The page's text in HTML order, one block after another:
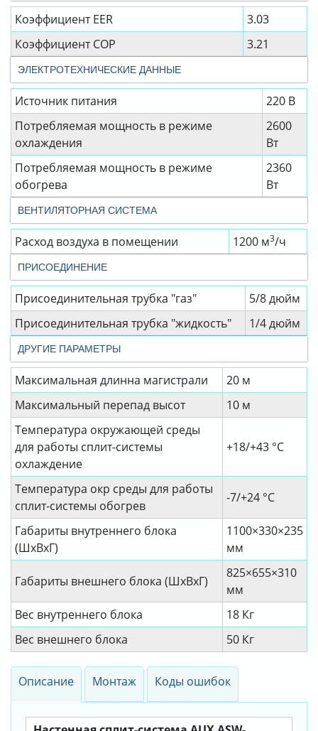
Коэффициент EER
3.03
Коэффициент СОР
3.21
ЭЛЕКТРОТЕХНИЧЕСКИЕ ДАННЫЕ
Источник питания
220 В
Потребляемая мощность в режиме
охлаждения
2600
Вт
Потребляемая мощность в режиме
обогрева
2360
Вт
ВЕНТИЛЯТОРНАЯ СИСТЕМА
Расход воздуха в помещении 1200 м3/ч
ПРИСОЕДИНЕНИЕ
Присоединительная трубка "газ"
5/8 дюйм
Присоединительная трубка "жидкость"
1/4 дюйм
ДРУГИЕ ПАРАМЕТРЫ
Максимальная длинна магистрали
20 м
Максимальный перепад высот
10 м
Температура окружающей среды
для работы сплит-системы
охлаждение
+18/+43 °C
Температура окр среды для работы
сплит-системы обогрев
-7/+24 °C
Габариты внутреннего блока
(ШхВхГ)
1100×330×235
мм
Габариты внешнего блока (ШхВхГ)
825×655×310
мм
Вес внутреннего блока
18 Кг
Вес внешнего блока
50 Кг
Описание Монтаж Коды ошибок